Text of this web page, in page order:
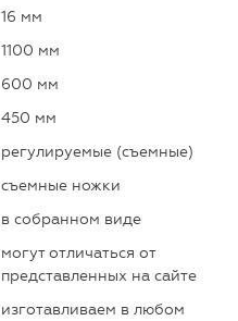
16 мм
1100 мм
600 мм
450 мм
регулируемые (съемные)
съемные ножки
в собранном виде
могут отличаться от
представленных на сайте
изготавливаем в любом